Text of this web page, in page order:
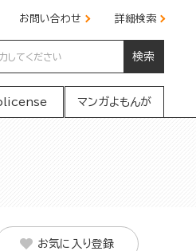
お問い合わせ 詳細検索
検索
マンガよもんが
お気に入り登録